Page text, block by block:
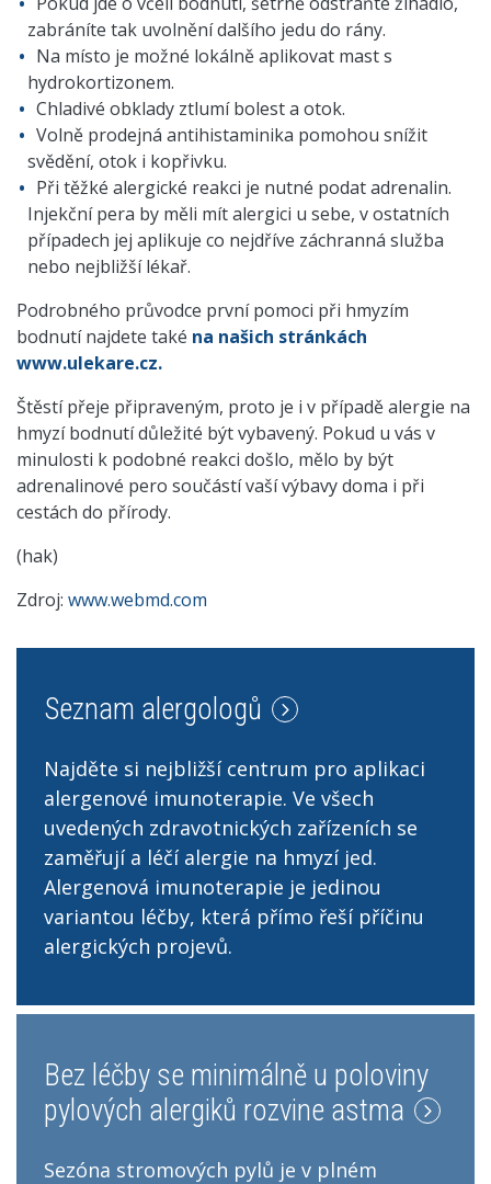
zabráníte tak uvolnění dalšího jedu do rány.
Na místo je možné lokálně aplikovat mast s
hydrokortizonem.
Chladivé obklady ztlumí bolest a otok.
Volně prodejná antihistaminika pomohou snížit
svědění, otok i kopřivku.
Při těžké alergické reakci je nutné podat adrenalin.
Injekční pera by měli mít alergici u sebe, v ostatních
případech jej aplikuje co nejdříve záchranná služba
nebo nejbližší lékař.
Podrobného průvodce první pomoci při hmyzím
bodnutí najdete také na našich stránkách
www.ulekare.cz.
Štěstí přeje připraveným, proto je i v případě alergie na
hmyzí bodnutí důležité být vybavený. Pokud u vás v
minulosti k podobné reakci došlo, mělo by být
adrenalinové pero součástí vaší výbavy doma i při
cestách do přírody.
(hak)
Zdroj: www.webmd.com
Seznam alergologů
Najděte si nejbližší centrum pro aplikaci
alergenové imunoterapie. Ve všech
uvedených zdravotnických zařízeních se
zaměřují a léčí alergie na hmyzí jed.
Alergenová imunoterapie je jedinou
variantou léčby, která přímo řeší příčinu
alergických projevů.
Bez léčby se minimálně u poloviny
pylových alergiků rozvine astma
Sezóna stromových pylů je v plném